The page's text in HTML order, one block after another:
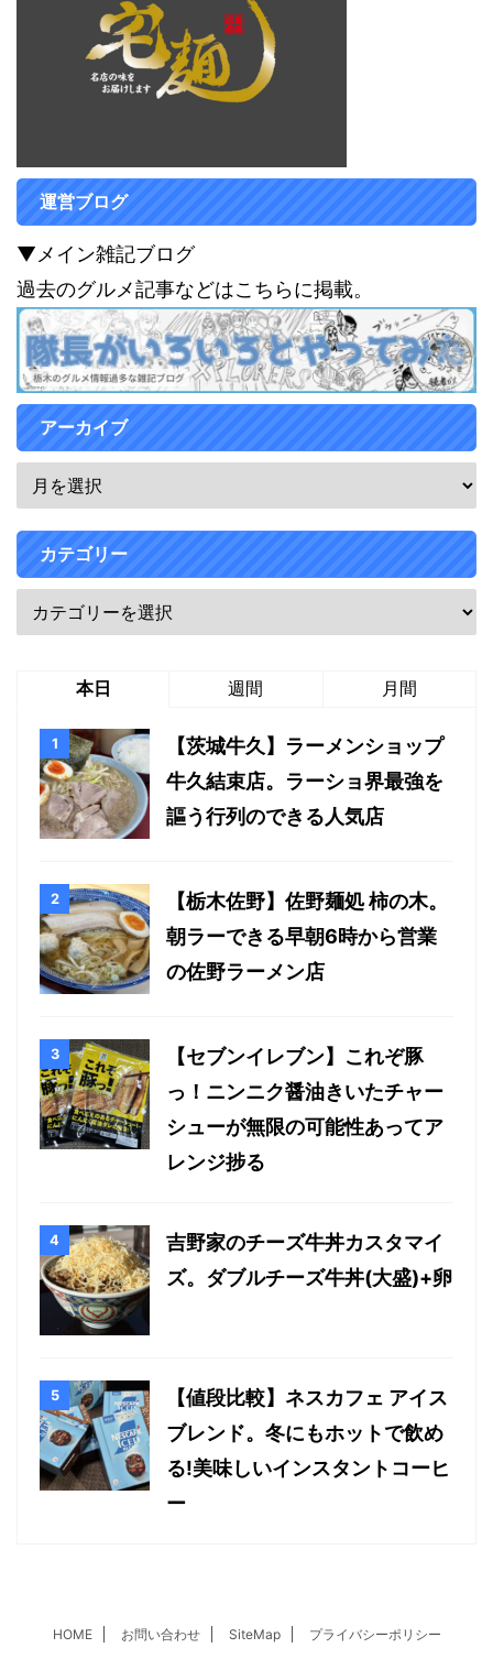
運営ブログ
▼メイン雑記ブログ
過去のグルメ記事などはこちらに掲載。
アーカイブ
カテゴリー
本日 週間 月間
【茨城牛久】ラーメンショップ
牛久結束店。ラーショ界最強を
謳う行列のできる人気店
【栃木佐野】佐野麺処 柿の木。
朝ラーできる早朝6時から営業
の佐野ラーメン店
【セブンイレブン】これぞ豚
っ！ニンニク醤油きいたチャー
シューが無限の可能性あってア
レンジ捗る
吉野家のチーズ牛丼カスタマイ
ズ。ダブルチーズ牛丼(大盛)+卵
【値段比較】ネスカフェ アイス
ブレンド。冬にもホットで飲め
る!美味しいインスタントコーヒ
ー
HOME お問い合わせ SiteMap プライバシーポリシー